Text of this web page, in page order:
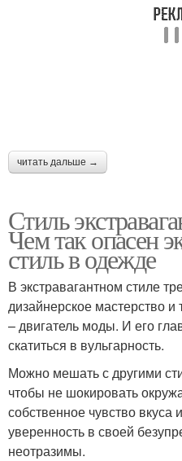
читать дальше →
Стиль
Чем так опасен
стиль в одежде
В экстравагантном стиле
дизайнерское мастерство и
– двигатель моды. И его
скатиться в вульгарность.
Можно мешать с другими
чтобы не шокировать
собственное чувство
уверенность в своей
неотразимы.